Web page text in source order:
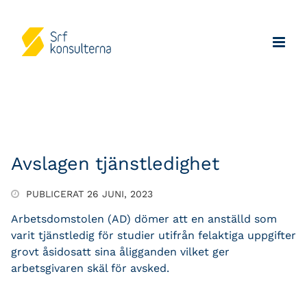
Avslagen tjänstledighet
PUBLICERAT 26 JUNI, 2023
Arbetsdomstolen (AD) dömer att en anställd som
varit tjänstledig för studier utifrån felaktiga uppgifter
grovt åsidosatt sina åligganden vilket ger
arbetsgivaren skäl för avsked.